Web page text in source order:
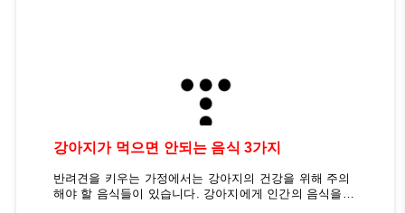
강아지가 먹으면 안되는 음식 3가지
반려견을 키우는 가정에서는 강아지의 건강을 위해 주의
해야 할 음식들이 있습니다. 강아지에게 인간의 음식을